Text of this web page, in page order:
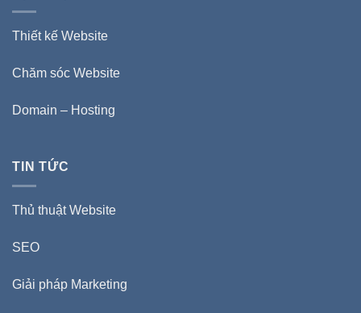
Thiết kế Website
Chăm sóc Website
Domain – Hosting
TIN TỨC
Thủ thuật Website
SEO
Giải pháp Marketing